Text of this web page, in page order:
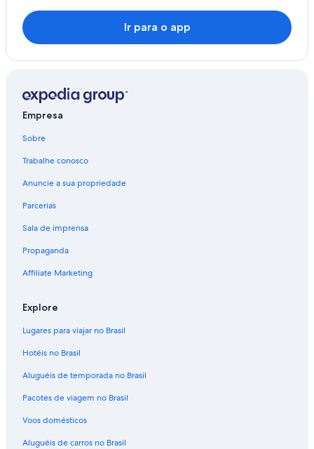
Ir para o app
Empresa
Sobre
Trabalhe conosco
Anuncie a sua propriedade
Parcerias
Sala de imprensa
Propaganda
Affiliate Marketing
Explore
Lugares para viajar no Brasil
Hotéis no Brasil
Aluguéis de temporada no Brasil
Pacotes de viagem no Brasil
Voos domésticos
Aluguéis de carros no Brasil